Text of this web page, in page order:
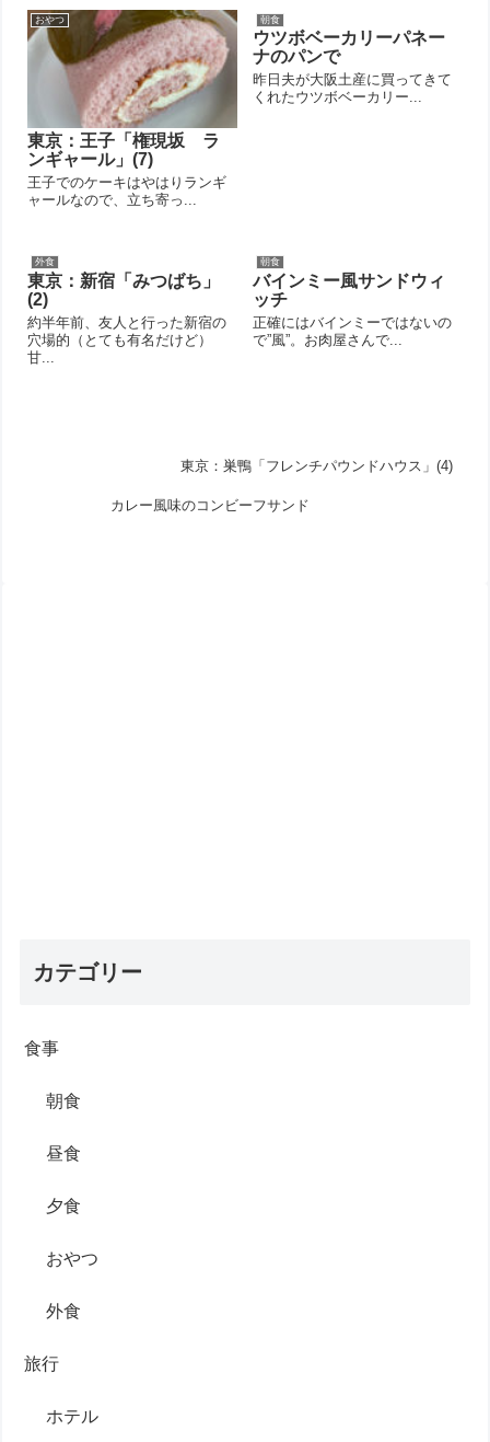
おやつ
東京：王子「権現坂 ラ
ンギャール」(7)
王子でのケーキはやはりランギ
ャールなので、立ち寄っ...
朝食
ウツボベーカリーパネー
ナのパンで
昨日夫が大阪土産に買ってきて
くれたウツボベーカリー...
外食
東京：新宿「みつばち」
(2)
約半年前、友人と行った新宿の
穴場的（とても有名だけど）
甘...
朝食
バインミー風サンドウィ
ッチ
正確にはバインミーではないの
で”風”。お肉屋さんで...
東京：巣鴨「フレンチパウンドハウス」(4)
カレー風味のコンビーフサンド
カテゴリー
食事
朝食
昼食
夕食
おやつ
外食
旅行
ホテル